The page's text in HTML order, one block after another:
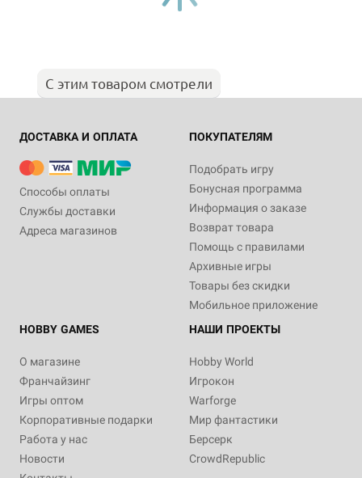
С этим товаром смотрели
ДОСТАВКА И ОПЛАТА
Способы оплаты
Службы доставки
Адреса магазинов
ПОКУПАТЕЛЯМ
Подобрать игру
Бонусная программа
Информация о заказе
Возврат товара
Помощь с правилами
Архивные игры
Товары без скидки
Мобильное приложение
HOBBY GAMES
О магазине
Франчайзинг
Игры оптом
Корпоративные подарки
Работа у нас
Новости
НАШИ ПРОЕКТЫ
Hobby World
Игрокон
Warforge
Мир фантастики
Берсерк
CrowdRepublic